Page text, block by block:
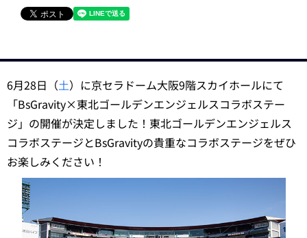
6月28日（土）に京セラドーム大阪9階スカイホールにて
「BsGravity×東北ゴールデンエンジェルスコラボステー
ジ」の開催が決定しました！東北ゴールデンエンジェルス
コラボステージとBsGravityの貴重なコラボステージをぜひ
お楽しみください！